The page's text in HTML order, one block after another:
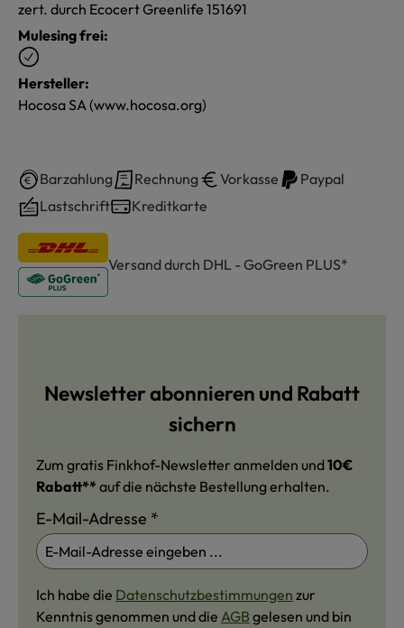
zert. durch Ecocert Greenlife 151691
Mulesing frei:
Hersteller:
Hocosa SA (www.hocosa.org)
Barzahlung Rechnung Vorkasse
Paypal
Lastschrift
Kreditkarte
Versand durch DHL - GoGreen PLUS*
Newsletter abonnieren und Rabatt
sichern
Zum gratis Finkhof-Newsletter anmelden und10€
Rabatt** auf die nächste Bestellung erhalten.
E-Mail-Adresse *
Ich habe die Datenschutzbestimmungen zur
Kenntnis genommen und die AGB gelesen und bin